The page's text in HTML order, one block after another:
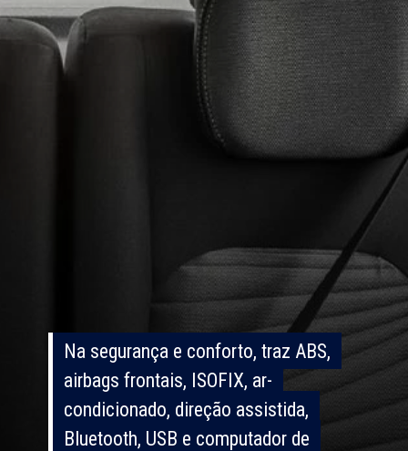
Na segurança e conforto, traz ABS,
airbags frontais, ISOFIX, ar-
condicionado, direção assistida,
Bluetooth, USB e computador de
Na segurança e conforto, traz ABS,
airbags frontais, ISOFIX, ar-
condicionado, direção assistida,
Bluetooth, USB e computador de